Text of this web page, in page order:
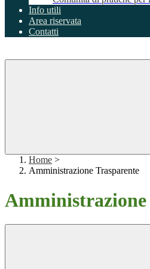
Info utili
Area riservata
Contatti
Home >
Amministrazione Trasparente
Amministrazione